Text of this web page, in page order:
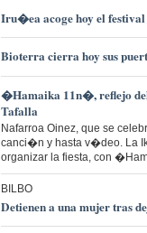
Iru�ea acoge hoy el
Bioterra cierra hoy sus
�Hamaika 11n�, reflejo
Tafalla
Nafarroa Oinez, que se
canci�n y hasta v�deo. La
organizar la fiesta, con
BILBO
Detienen a una mujer tras